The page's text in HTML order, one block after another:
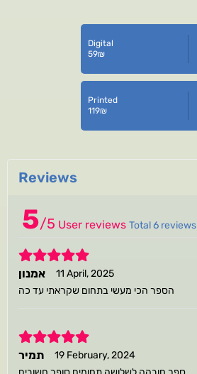
Digital
59₪
Printed
119₪
Reviews
5/5 User reviews Total 6 reviews
5
אמנון
11 April, 2025
הספר הכי מעשי בתחום שקראתי עד כה
5
תמיר
19 February, 2024